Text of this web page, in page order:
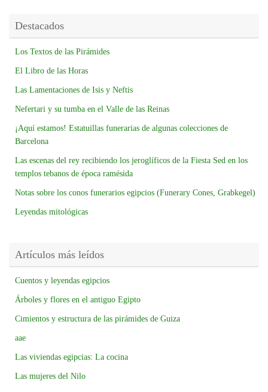
Destacados
Los Textos de las Pirámides
El Libro de las Horas
Las Lamentaciones de Isis y Neftis
Nefertari y su tumba en el Valle de las Reinas
¡Aquí estamos! Estatuillas funerarias de algunas colecciones de
Barcelona
Las escenas del rey recibiendo los jeroglíficos de la Fiesta Sed en los
templos tebanos de época ramésida
Notas sobre los conos funerarios egipcios (Funerary Cones, Grabkegel)
Leyendas mitológicas
Artículos más leídos
Cuentos y leyendas egipcios
Árboles y flores en el antiguo Egipto
Cimientos y estructura de las pirámides de Guiza
aae
Las viviendas egipcias: La cocina
Las mujeres del Nilo